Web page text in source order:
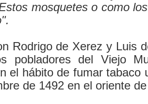
mosquetes o como
Rodrigo de Xerez y Luis
pobladores del Viejo
el hábito de fumar tabaco
de 1492 en el oriente